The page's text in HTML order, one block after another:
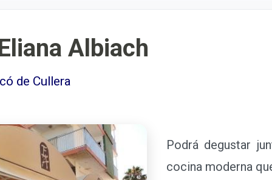
Albiach
de Cullera
Podrá degustar
cocina moderna